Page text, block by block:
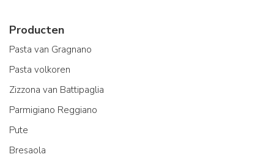
Producten
Pasta van Gragnano
Pasta volkoren
Zizzona van Battipaglia
Parmigiano Reggiano
Pute
Bresaola